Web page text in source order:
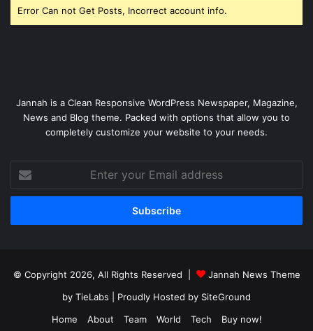
Error Can not Get Posts, Incorrect account info.
Jannah is a Clean Responsive WordPress Newspaper, Magazine,
News and Blog theme. Packed with options that allow you to
completely customize your website to your needs.
Enter
your
Email
© Copyright 2026, All Rights Reserved |
Jannah News Theme
by TieLabs | Proudly Hosted by SiteGround
Home
About Team World Tech Buy now!